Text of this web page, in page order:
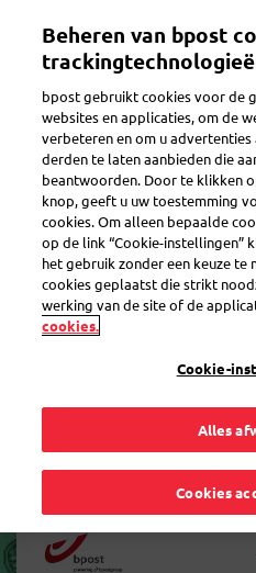
inhoud
Toggle navigation
Terug
Beheren van bpost
bpost gebruikt cookies voor de
websites en applicaties, om de
verbeteren en om u
derden te laten aanbieden die
beantwoorden. Door te klikken
knop, geeft u uw toestemming
cookies. Om alleen bepaalde
op de link “Cookie-instellingen”
het gebruik zonder een keuze te
cookies geplaatst die strikt
werking van de site of de
cookies.
Cookie-
Alles
Cookies